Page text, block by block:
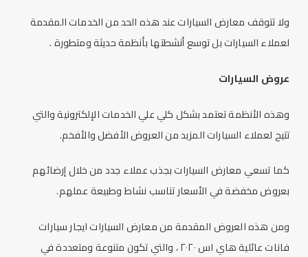
ولا تتوقف معارض السياراتعند هذه الحد من الخدمات المقدمة
لعملاء السيارات بل توسع أنشطتها بأنظمة حديثة ومتطورة .
عروض السيارات
وهذه الأنظمة تعتمد بشكل كلي علي الخدمات الإلكترونية والتي
تتيح لعملاء السيارات المزيد من العروض الأفضل والأفخم.
كما تسعي معارض السياراتبجذب عملاء جدد من خلال إرضائهم
بعروض مخفضة في الأسعار تناسب نشاط وطبيعة عملهم.
ومن هذه العروض المقدمة منمعارض السياراتايجار سيارات
فانات عائلية هاي اس ٢٠٢٠ ، والتي تكون متنوعة ومتعددة في